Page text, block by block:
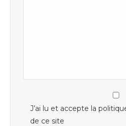
J’ai lu et accepte la
de ce site